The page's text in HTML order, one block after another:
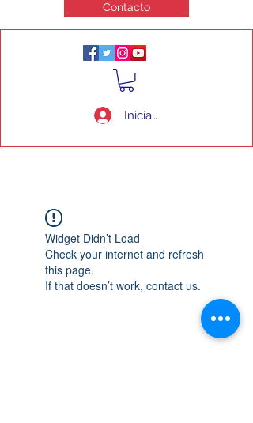
Contacto
Iniciar sesión
Widget Didn’t Load
Check your internet and refresh
this page.
If that doesn’t work, contact us.